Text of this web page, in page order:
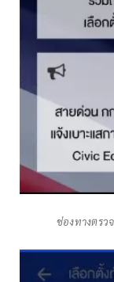
ช่องทางตรว